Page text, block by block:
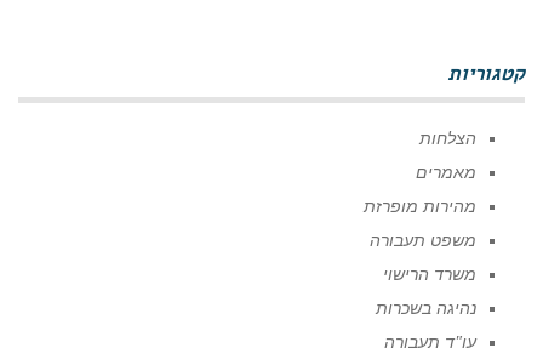
קטגוריות
הצלחות
מאמרים
מהירות מופרזת
משפט תעבורה
משרד הרישוי
נהיגה בשכרות
עו"ד תעבורה